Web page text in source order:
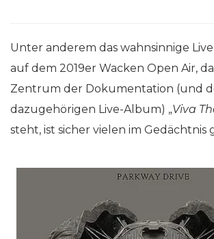
Unter anderem das wahnsinnige
auf dem 2019er Wacken Open Air,
Zentrum der Dokumentation (und
dazugehörigen Live-Album) „Viva
steht, ist sicher vielen im Gedächtnis